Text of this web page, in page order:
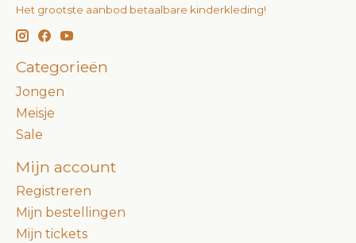
Het grootste aanbod betaalbare kinderkleding!
Categorieën
Jongen
Meisje
Sale
Mijn account
Registreren
Mijn bestellingen
Mijn tickets